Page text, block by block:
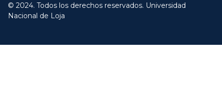
© 2024. Todos los derechos reservados. Universidad
Nacional de Loja